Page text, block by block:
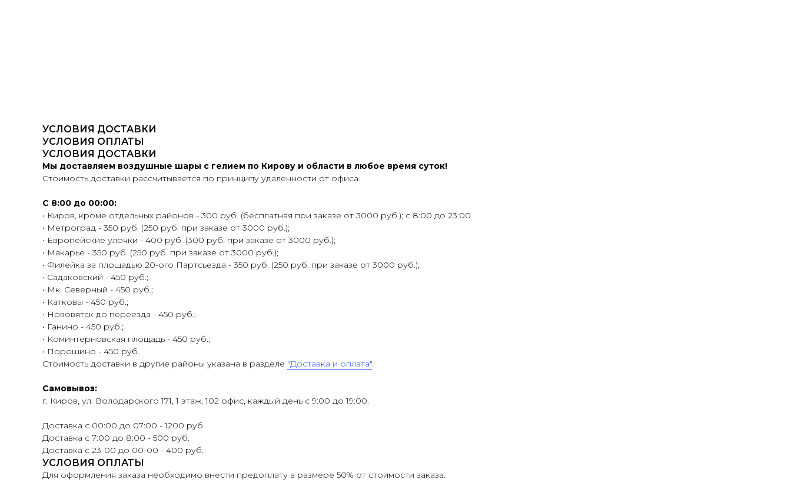
УСЛОВИЯ ДОСТАВКИ
УСЛОВИЯ ОПЛАТЫ
УСЛОВИЯ ДОСТАВКИ
Мы доставляем воздушные шары с гелием по Кирову и области в любое время суток!
Стоимость доставки рассчитывается по принципу удаленности от офиса.
С 8:00 до 00:00:
• Киров, кроме отдельных районов - 300 руб. (бесплатная при заказе от 3000 руб.); с 8:00 до 23:00
• Метроград - 350 руб. (250 руб. при заказе от 3000 руб.);
• Европейские улочки - 400 руб. (300 руб. при заказе от 3000 руб.);
• Макарье - 350 руб. (250 руб. при заказе от 3000 руб.);
• Филейка за площадью 20-ого Партсьезда - 350 руб. (250 руб. при заказе от 3000 руб.);
• Садаковский - 450 руб.;
• Мк. Северный - 450 руб.;
• Катковы - 450 руб.;
• Нововятск до переезда - 450 руб.;
• Ганино - 450 руб.;
• Коминтерновская площадь - 450 руб.;
• Порошино - 450 руб.
Стоимость доставки в другие районы указана в разделе "Доставка и оплата".
Самовывоз:
г. Киров, ул. Володарского 171, 1 этаж, 102 офис, каждый день с 9:00 до 19:00.
Доставка с 00:00 до 07:00 - 1200 руб.
Доставка с 7:00 до 8:00 - 500 руб.
Доставка с 23-00 до 00-00 - 400 руб.
УСЛОВИЯ ОПЛАТЫ
Для оформления заказа необходимо внести предоплату в размере 50% от стоимости заказа.